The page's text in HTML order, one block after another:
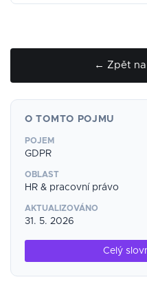
← Zpět na
O TOMTO POJMU
POJEM
GDPR
OBLAST
HR & pracovní právo
AKTUALIZOVÁNO
31. 5. 2026
Celý